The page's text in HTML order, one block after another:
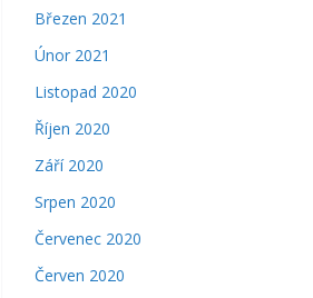
Březen 2021
Únor 2021
Listopad 2020
Říjen 2020
Září 2020
Srpen 2020
Červenec 2020
Červen 2020